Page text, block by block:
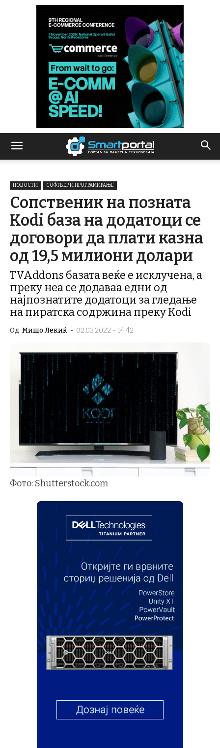
НОВОСТИ СОФТВЕР И ПРОГРАМИРАЊЕ
Сопственик на позната
Kodi база на додатоци се
договори да плати казна
од 19,5 милиони долари
TVAddons базата веќе е исклучена, а
преку неа се додаваа едни од
најпознатите додатоци за гледање
на пиратска содржина преку Kodi
Од Мишо Лекиќ - 02.03.2022 - 14:42
Фото: Shutterstock.com